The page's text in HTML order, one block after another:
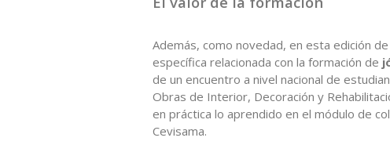
Además, como novedad, en esta edición
específica relacionada con la formación de
de un encuentro a nivel nacional de
Obras de Interior, Decoración y
en práctica lo aprendido en el módulo de
Cevisama.